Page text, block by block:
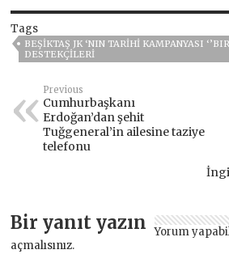
Tags
BEŞIKTAŞ JK ‘NIN TARIHI KAMPANYASI
DESTEKÇILERI
Previous
Cumhurbaşkanı
Erdoğan’dan şehit
Tuğgeneral’in ailesine taziye
telefonu
Bir yanıt yazın Yorum
açmalısınız.